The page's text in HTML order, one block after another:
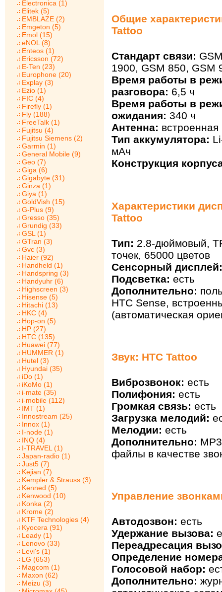
Electronica (1)
Elitek (5)
EMBLAZE (2)
Emgeton (5)
Emol (15)
eNOL (8)
Enteos (1)
Ericsson (72)
E-Ten (23)
Europhone (20)
Explay (3)
Ezio (1)
FIC (4)
Firefly (1)
Fly (188)
FreeTalk (1)
Fujitsu (4)
Fujitsu Siemens (2)
Garmin (1)
General Mobile (9)
Geo (7)
Giga (6)
Gigabyte (31)
Ginza (1)
Giya (1)
GoldVish (15)
G-Plus (9)
Gresso (35)
Grundig (33)
GSL (1)
GTran (3)
Gvc (3)
Haier (92)
Handheld (1)
Handspring (3)
Handyuhr (6)
Highscreen (3)
Hisense (5)
Hitachi (13)
HKC (4)
Hop-on (5)
HP (27)
HTC (135)
Huawei (77)
HUMMER (1)
Hutel (3)
Hyundai (35)
iDo (1)
iKoMo (1)
i-mate (35)
i-mobile (112)
IMT (1)
Innostream (25)
Innox (1)
I-node (1)
INQ (4)
I-TRAVEL (1)
Japan-radio (1)
Just5 (7)
Kejian (7)
Kempler & Strauss (3)
Kenned (5)
Kenwood (10)
Konka (2)
Krome (2)
KTF Technologies (4)
Kyocera (91)
Leady (1)
Lenovo (33)
Levi's (1)
LG (653)
Magcom (1)
Maxon (62)
Meizu (3)
Общие
Tattoo
Стандарт связи:
1900, GSM 850, GSM
Время работы в
разговора: 6,5 ч
Время работы в
ожидания: 340 ч
Антенна: встроенная
Тип аккумулятора:
мАч
Конструкция
Характеристики
Tattoo
Тип: 2.8-дюймовый,
точек, 65000 цветов
Сенсорный дисплей:
Подсветка: есть
Дополнительно:
HTC Sense,
(автоматическая
Звук: HTC Tattoo
Виброзвонок: есть
Полифония: есть
Громкая связь: есть
Загрузка мелодий:
Мелодии: есть
Дополнительно:
файлы в качестве
Управление
Автодозвон: есть
Удержание вызова:
Переадресация
Определение
Голосовой набор:
Дополнительно: